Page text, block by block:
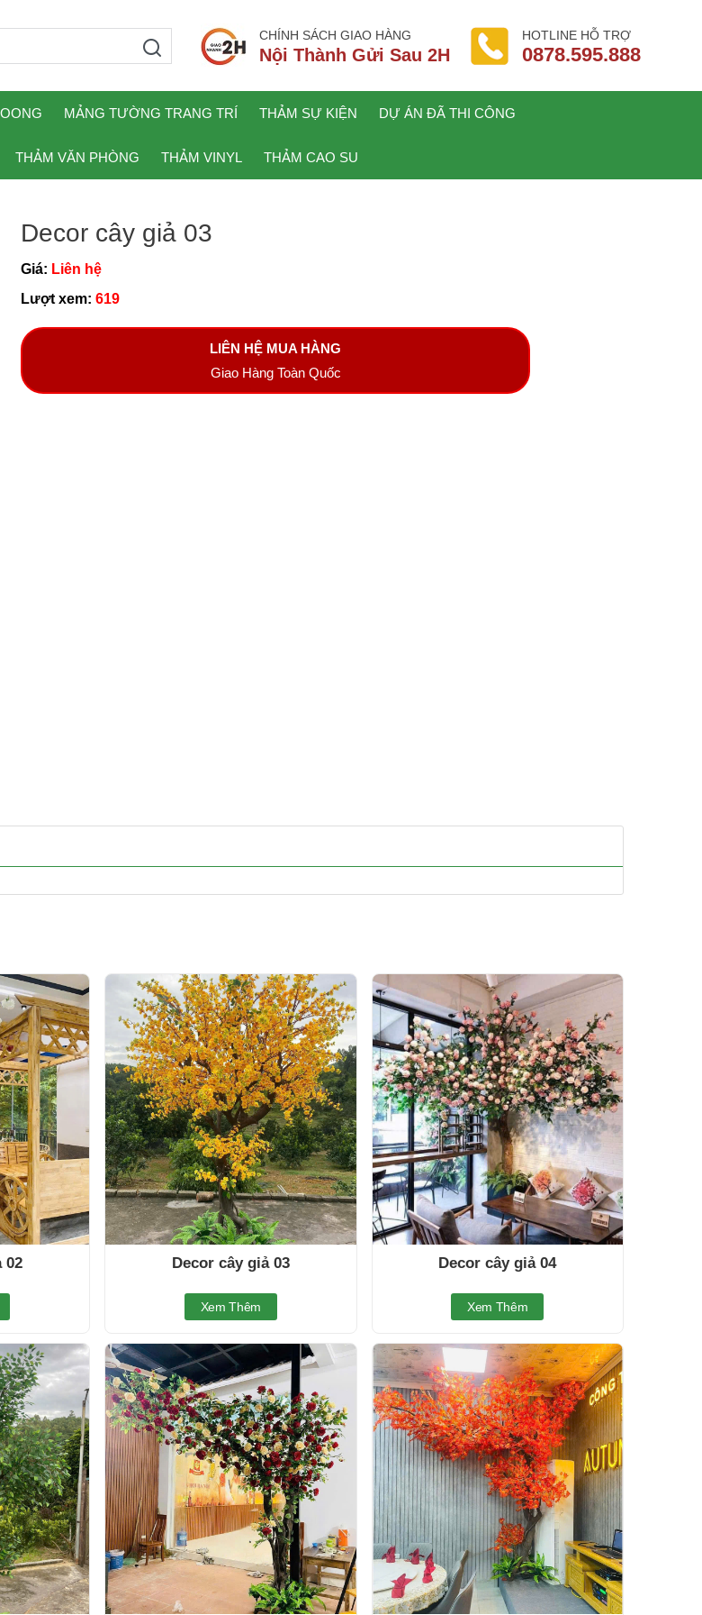
CHÍNH SÁCH GIAO HÀNG
Nội Thành Gửi Sau 2H
HOTLINE HỖ TRỢ
0878.595.888
MẢNG TƯỜNG TRANG TRÍ THẢM SỰ KIỆN DỰ ÁN ĐÃ THI CÔNG
THẢM VĂN PHÒNG THẢM VINYL THẢM CAO SU
Decor cây giả 03
Giá: Liên hệ
Lượt xem: 619
LIÊN HỆ MUA HÀNG
Giao Hàng Toàn Quốc
02 Decor cây giả 03
Xem Thêm
Decor cây giả 04
Xem Thêm